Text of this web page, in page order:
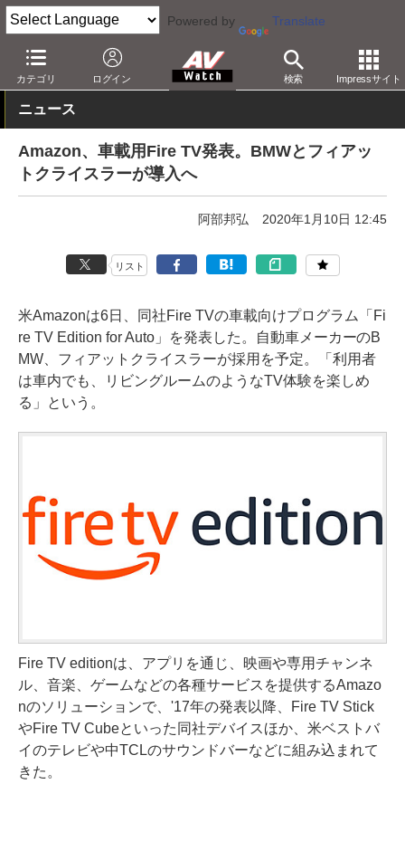
Powered by Translate
カテゴリ ログイン 検索 Impressサイト
AV Watch イベント 2020
ニュース
Amazon、車載用Fire TV発表。BMWとフィアッ
トクライスラーが導入へ
阿部邦弘 2020年1月10日 12:45
リスト
米Amazonは6日、同社Fire TVの車載向けプログラム「Fi
re TV Edition for Auto」を発表した。自動車メーカーのB
MW、フィアットクライスラーが採用を予定。「利用者
は車内でも、リビングルームのようなTV体験を楽しめ
る」という。
Fire TV editionは、アプリを通じ、映画や専用チャンネ
ル、音楽、ゲームなどの各種サービスを提供するAmazo
nのソリューションで、'17年の発表以降、Fire TV Stick
やFire TV Cubeといった同社デバイスほか、米ベストバ
イのテレビや中TCLのサウンドバーなどに組み込まれて
きた。